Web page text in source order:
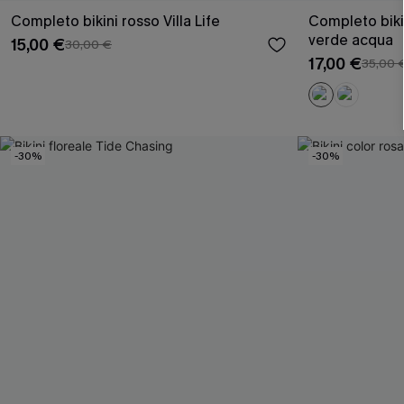
Completo bikini rosso Villa Life
15,00 €30,00 €
Completo
verde acqua
17,00 €35,00 €
-30% -30%